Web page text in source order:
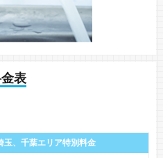
表
玉、千葉エリア特別料金